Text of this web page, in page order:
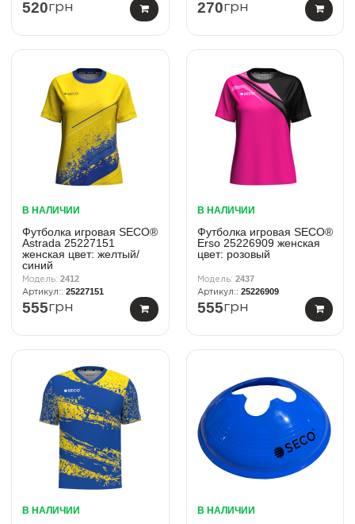
520грн 270грн
В НАЛИЧИИ
Футболка игровая SECO®
Astrada 25227151
женская цвет: желтый/
синий
2412
25227151
555грн
В НАЛИЧИИ
Футболка игровая SECO®
Erso 25226909 женская
цвет: розовый
2437
25226909
555грн
В НАЛИЧИИ В НАЛИЧИИ